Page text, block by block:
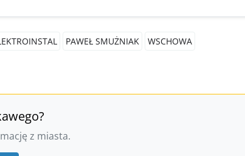
PAWEŁ SMUŻNIAK
WSCHOWA
z miasta.